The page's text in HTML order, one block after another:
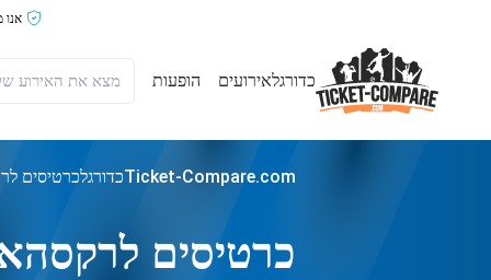
אנו
כדורגלאירועים הופעות
Ticket-Compare.comכדורגלכרטיסים
כרטיסים